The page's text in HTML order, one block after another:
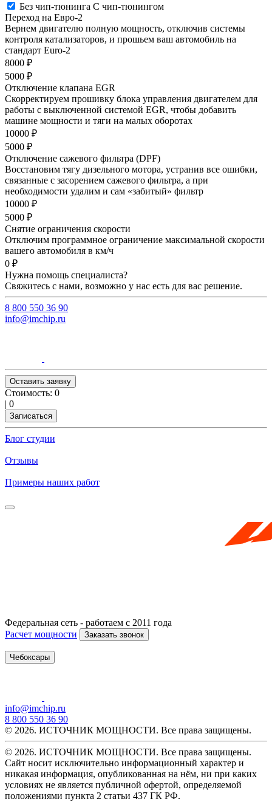
Без чип-тюнинга С чип-тюнингом
Переход на Евро-2
Вернем двигателю полную мощность, отключив системы
контроля катализаторов, и прошьем ваш автомобиль на
стандарт Euro-2
8000 ₽
5000 ₽
Отключение клапана EGR
Скорректируем прошивку блока управления двигателем для
работы с выключенной системой EGR, чтобы добавить
машине мощности и тяги на малых оборотах
10000 ₽
5000 ₽
Отключение сажевого фильтра (DPF)
Восстановим тягу дизельного мотора, устранив все ошибки,
связанные с засорением сажевого фильтра, а при
необходимости удалим и сам «забитый» фильтр
10000 ₽
5000 ₽
Снятие ограничения скорости
Отключим программное ограничение максимальной скорости
вашего автомобиля в км/ч
0 ₽
Нужна помощь специалиста?
Свяжитесь с нами, возможно у нас есть для вас решение.
8 800 550 36 90
info@imchip.ru
Оставить заявку
Стоимость: 0
| 0
Записаться
Блог студии
Отзывы
Примеры наших работ
Федеральная сеть - работаем с 2011 года
Расчет мощности
Заказать звонок
Чебоксары
info@imchip.ru
8 800 550 36 90
© 2026. ИСТОЧНИК МОЩНОСТИ. Все права защищены.
© 2026. ИСТОЧНИК МОЩНОСТИ. Все права защищены.
Сайт носит исключительно информационный характер и
никакая информация, опубликованная на нём, ни при каких
условиях не является публичной офертой, определяемой
положениями пункта 2 статьи 437 ГК РФ.